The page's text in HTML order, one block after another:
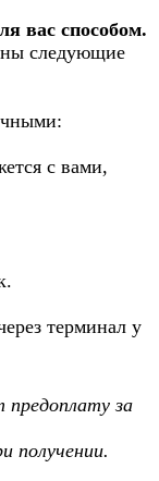
вас способом.
следующие
с вами,
терминал у
за
получении.